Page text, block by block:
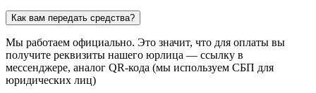
Как вам передать средства?
Мы работаем официально. Это значит, что для оплаты вы
получите реквизиты нашего юрлица — ссылку в
мессенджере, аналог QR-кода (мы используем СБП для
юридических лиц)